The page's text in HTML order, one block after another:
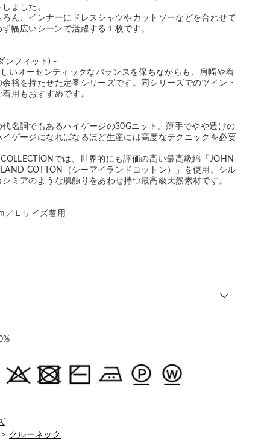
ました。
ん、インナーにドレスシャツやカットソーなどを合わせて
幅広いシーンで活躍する１枚です。
ンフィット) -
いオーセンティックなバランスを保ちながらも、肩幅や着
裕を持たせた定番シリーズです。同シリーズでのツイン・
用もおすすめです。
名詞でもあるハイゲージの30Gニット。薄手でやや透けの
ゲージになればなるほど生産には高度なテクニックを必要
では、世界的にも評価の高い最高級綿「JOHN
COTTON（シーアイランドコットン）」を使用。シル
ミアのような肌触りをあわせ持つ最高級天然素材です。
／Ｌサイズ着用
> クルーネック